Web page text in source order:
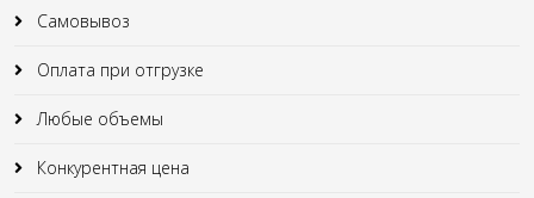
Самовывоз
Оплата при отгрузке
Любые объемы
Конкурентная цена